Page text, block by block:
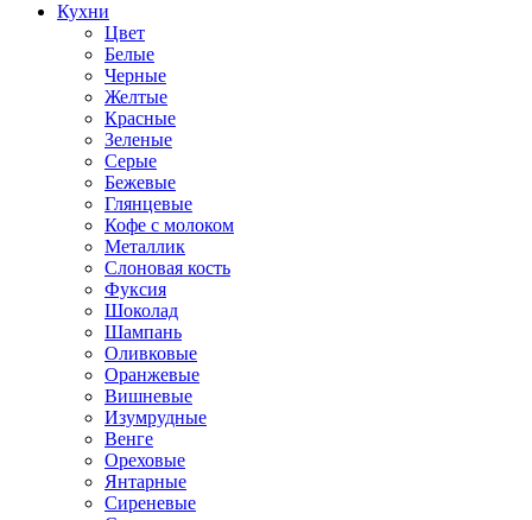
Кухни
Цвет
Белые
Черные
Желтые
Красные
Зеленые
Серые
Бежевые
Глянцевые
Кофе с молоком
Металлик
Слоновая кость
Фуксия
Шоколад
Шампань
Оливковые
Оранжевые
Вишневые
Изумрудные
Венге
Ореховые
Янтарные
Сиреневые